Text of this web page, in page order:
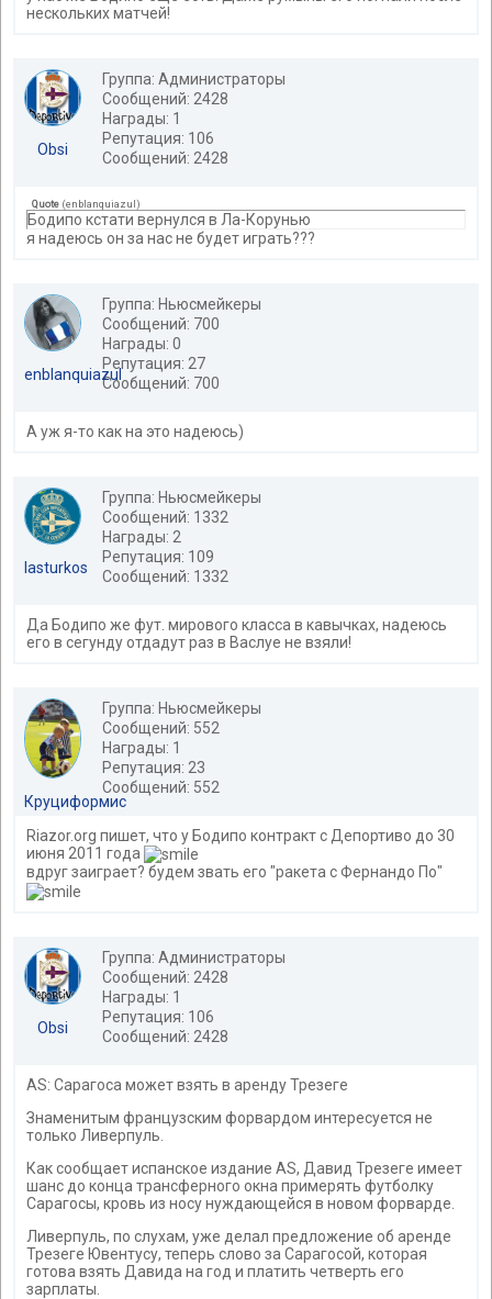
нескольких матчей!
Obsi
Группа: Администраторы
Сообщений: 2428
Награды: 1
Репутация: 106
Сообщений: 2428
Quote (enblanquiazul)
Бодипо кстати вернулся в Ла-Корунью
я надеюсь он за нас не будет играть???
enblanquiazul
Группа: Ньюсмейкеры
Сообщений: 700
Награды: 0
Репутация: 27
Сообщений: 700
А уж я-то как на это надеюсь)
lasturkos
Группа: Ньюсмейкеры
Сообщений: 1332
Награды: 2
Репутация: 109
Сообщений: 1332
Да Бодипо же фут. мирового класса в кавычках, надеюсь
его в сегунду отдадут раз в Васлуе не взяли!
Круциформис
Группа: Ньюсмейкеры
Сообщений: 552
Награды: 1
Репутация: 23
Сообщений: 552
Riazor.org пишет, что у Бодипо контракт с Депортиво до 30
июня 2011 года
вдруг заиграет? будем звать его "ракета с Фернандо По"
Obsi
Группа: Администраторы
Сообщений: 2428
Награды: 1
Репутация: 106
Сообщений: 2428
AS: Сарагоса может взять в аренду Трезеге
Знаменитым французским форвардом интересуется не
только Ливерпуль.
Как сообщает испанское издание AS, Давид Трезеге имеет
шанс до конца трансферного окна примерять футболку
Сарагосы, кровь из носу нуждающейся в новом форварде.
Ливерпуль, по слухам, уже делал предложение об аренде
Трезеге Ювентусу, теперь слово за Сарагосой, которая
готова взять Давида на год и платить четверть его
зарплаты.